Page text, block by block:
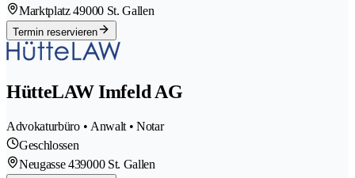
Marktplatz 49000 St. Gallen
Termin reservieren
HütteLAW Imfeld AG
Advokaturbüro • Anwalt • Notar
Geschlossen
Neugasse 439000 St. Gallen